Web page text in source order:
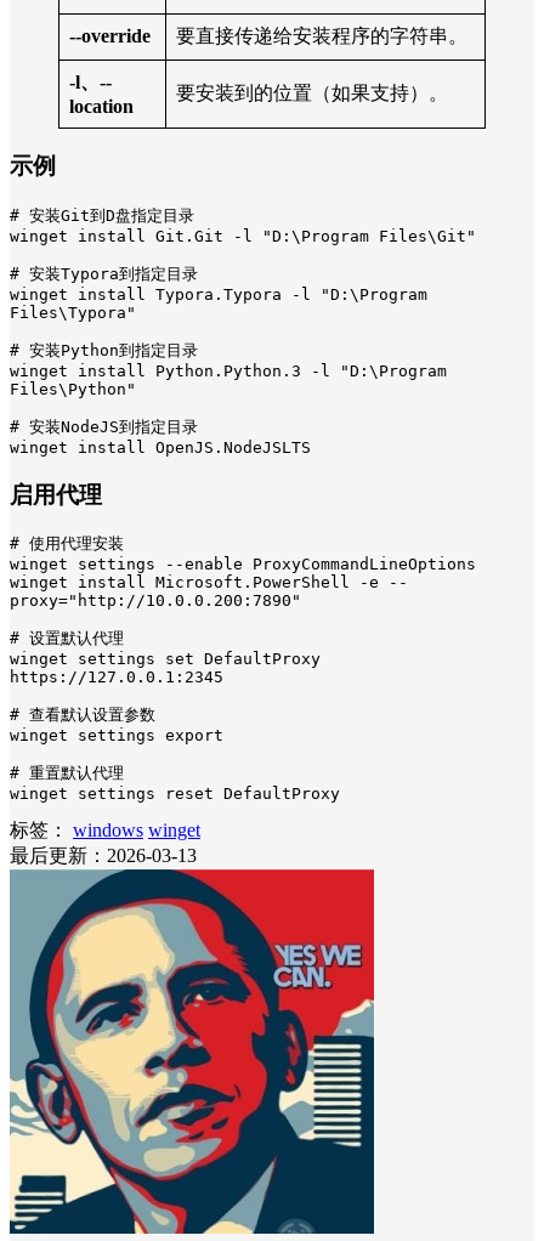
--override 要直接传递给安装程序的字符串。
-l、--
location
要安装到的位置（如果支持）。
示例
# 安装Git到D盘指定目录
winget install Git.Git -l "D:\Program Files\Git"
# 安装Typora到指定目录
winget install Typora.Typora -l "D:\Program
Files\Typora"
# 安装Python到指定目录
winget install Python.Python.3 -l "D:\Program
Files\Python"
# 安装NodeJS到指定目录
winget install OpenJS.NodeJSLTS
启用代理
# 使用代理安装
winget settings --enable ProxyCommandLineOptions
winget install Microsoft.PowerShell -e --
proxy="http://10.0.0.200:7890"
# 设置默认代理
winget settings set DefaultProxy
https://127.0.0.1:2345
# 查看默认设置参数
winget settings export
# 重置默认代理
winget settings reset DefaultProxy
标签： windows winget
最后更新：2026-03-13